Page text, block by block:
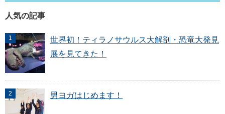
人気の記事
世界初！ティラノサウルス大解剖・恐竜大発見
展を見てきた！
男ヨガはじめます！